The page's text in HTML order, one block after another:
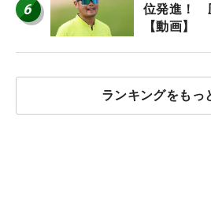
6
位発進！
【動画】
ランキングをもっ